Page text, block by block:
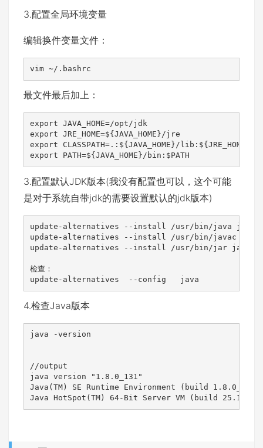
3.配置全局环境变量
编辑换件变量文件：
vim ~/.bashrc
最文件最后加上：
export JAVA_HOME=/opt/jdk
export JRE_HOME=${JAVA_HOME}/jre
export CLASSPATH=.:${JAVA_HOME}/lib:${JRE_HOME}/
export PATH=${JAVA_HOME}/bin:$PATH
3.配置默认JDK版本(我没有配置也可以，这个可能
是对于系统自带jdk的需要设置默认的jdk版本)
update-alternatives --install /usr/bin/java java
update-alternatives --install /usr/bin/javac
update-alternatives --install /usr/bin/jar jar /
检查：
update-alternatives  --config   java
4.检查Java版本
java -version
//output
java version "1.8.0_131"
Java(TM) SE Runtime Environment (build 1.8.0_131-
Java HotSpot(TM) 64-Bit Server VM (build 25.131-